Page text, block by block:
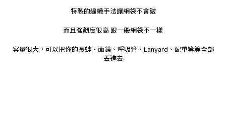
特製的編織手法讓網袋不會皺
而且強韌度很高 跟一般網袋不一樣
容量很大，可以把你的長蛙、面鏡、呼吸管、Lanyard、配重等等全部
丟進去